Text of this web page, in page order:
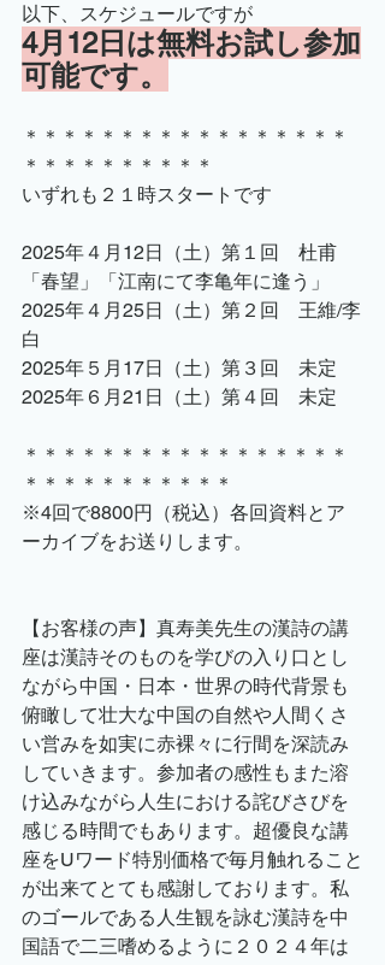
以下、スケジュールですが
4月12日は無料お試し参加
可能です。
＊＊＊＊＊＊＊＊＊＊＊＊＊＊＊＊＊
＊＊＊＊＊＊＊＊＊＊
いずれも２１時スタートです
2025年４月12日（土）第１回　杜甫
「春望」「江南にて李亀年に逢う」
2025年４月25日（土）第２回　王維/李
白
2025年５月17日（土）第３回　未定
2025年６月21日（土）第４回　未定
＊＊＊＊＊＊＊＊＊＊＊＊＊＊＊＊＊
＊＊＊＊＊＊＊＊＊＊＊
※4回で8800円（税込）各回資料とア
ーカイブをお送りします。
【お客様の声】真寿美先生の漢詩の講
座は漢詩そのものを学びの入り口とし
ながら中国・日本・世界の時代背景も
俯瞰して壮大な中国の自然や人間くさ
い営みを如実に赤裸々に行間を深読み
していきます。参加者の感性もまた溶
け込みながら人生における詫びさびを
感じる時間でもあります。超優良な講
座をUワード特別価格で毎月触れること
が出来てとても感謝しております。私
のゴールである人生観を詠む漢詩を中
国語で二三嗜めるように２０２４年は